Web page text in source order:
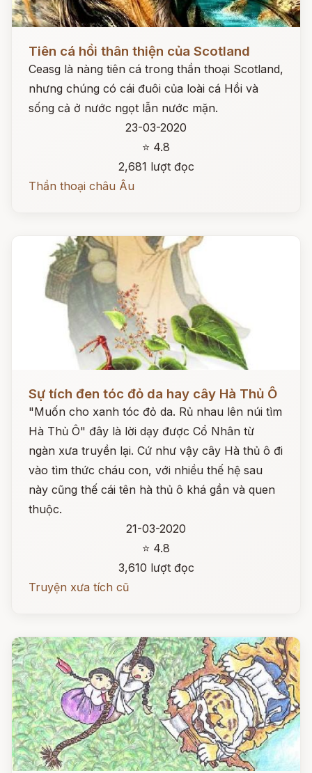
Tiên cá hồi thân thiện của Scotland
Ceasg là nàng tiên cá trong thần thoại Scotland,
nhưng chúng có cái đuôi của loài cá Hồi và
sống cả ở nước ngọt lẫn nước mặn.
23-03-2020
⭐ 4.8
2,681 lượt đọc
Thần thoại châu Âu
Sự tích đen tóc đỏ da hay cây Hà Thủ Ô
"Muốn cho xanh tóc đỏ da. Rủ nhau lên núi tìm
Hà Thủ Ô" đây là lời dạy được Cổ Nhân từ
ngàn xưa truyền lại. Cứ như vậy cây Hà thủ ô đi
vào tìm thức cháu con, với nhiều thế hệ sau
này cũng thế cái tên hà thủ ô khá gần và quen
thuộc.
21-03-2020
⭐ 4.8
3,610 lượt đọc
Truyện xưa tích cũ